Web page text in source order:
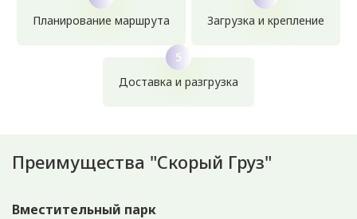
Планирование маршрута Загрузка и крепление
Доставка и разгрузка
Преимущества "Скорый Груз"
Вместительный парк